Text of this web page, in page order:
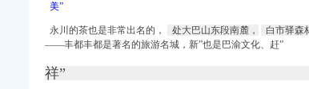
快讯-中国食
美”
永川的茶也是非常出名的， 处大巴山东段南麓， 白市驿森
——丰都丰都是著名的旅游名城，新”也是巴渝文化、赶”
祥”